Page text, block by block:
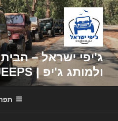
דילוג
לתוכן
ג'יפי ישראל –
ולמותג ג'יפ | ISRAEL JEEPS